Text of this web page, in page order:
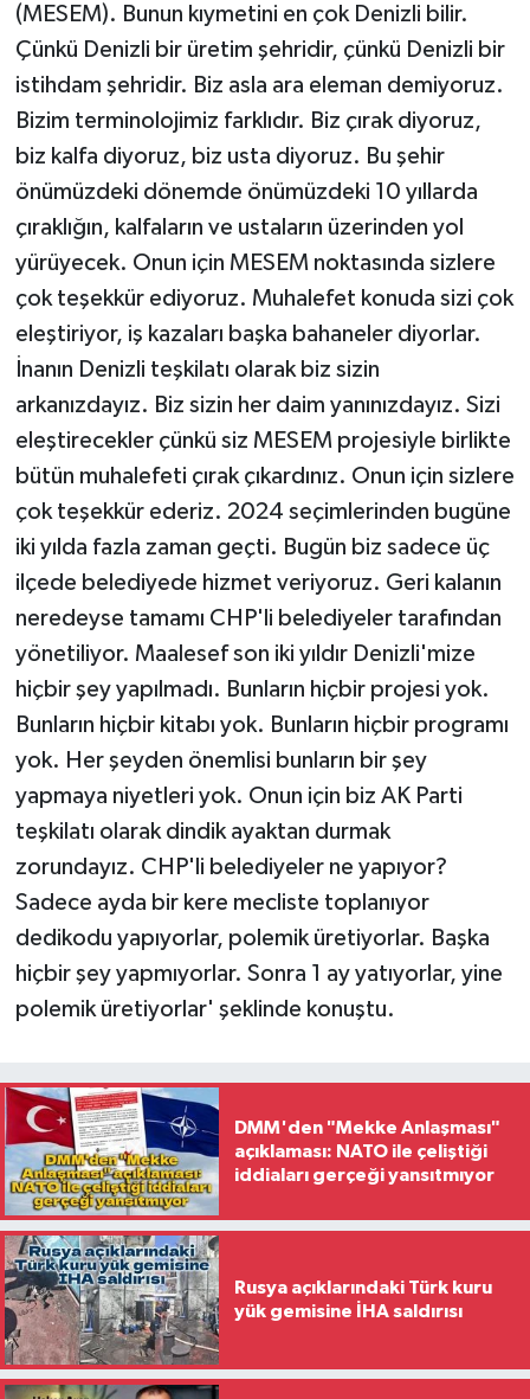
(MESEM). Bunun kıymetini en çok Denizli bilir.
Çünkü Denizli bir üretim şehridir, çünkü Denizli bir
istihdam şehridir. Biz asla ara eleman demiyoruz.
Bizim terminolojimiz farklıdır. Biz çırak diyoruz,
biz kalfa diyoruz, biz usta diyoruz. Bu şehir
önümüzdeki dönemde önümüzdeki 10 yıllarda
çıraklığın, kalfaların ve ustaların üzerinden yol
yürüyecek. Onun için MESEM noktasında sizlere
çok teşekkür ediyoruz. Muhalefet konuda sizi çok
eleştiriyor, iş kazaları başka bahaneler diyorlar.
İnanın Denizli teşkilatı olarak biz sizin
arkanızdayız. Biz sizin her daim yanınızdayız. Sizi
eleştirecekler çünkü siz MESEM projesiyle birlikte
bütün muhalefeti çırak çıkardınız. Onun için sizlere
çok teşekkür ederiz. 2024 seçimlerinden bugüne
iki yılda fazla zaman geçti. Bugün biz sadece üç
ilçede belediyede hizmet veriyoruz. Geri kalanın
neredeyse tamamı CHP'li belediyeler tarafından
yönetiliyor. Maalesef son iki yıldır Denizli'mize
hiçbir şey yapılmadı. Bunların hiçbir projesi yok.
Bunların hiçbir kitabı yok. Bunların hiçbir programı
yok. Her şeyden önemlisi bunların bir şey
yapmaya niyetleri yok. Onun için biz AK Parti
teşkilatı olarak dindik ayaktan durmak
zorundayız. CHP'li belediyeler ne yapıyor?
Sadece ayda bir kere mecliste toplanıyor
dedikodu yapıyorlar, polemik üretiyorlar. Başka
hiçbir şey yapmıyorlar. Sonra 1 ay yatıyorlar, yine
polemik üretiyorlar' şeklinde konuştu.
DMM'den "Mekke Anlaşması"
açıklaması: NATO ile çeliştiği
iddiaları gerçeği yansıtmıyor
Rusya açıklarındaki Türk kuru
yük gemisine İHA saldırısı